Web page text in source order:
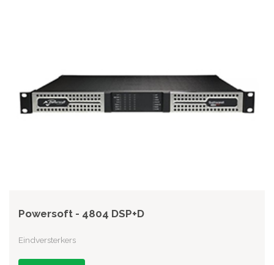
Powersoft - 4804 DSP+D
Eindversterkers